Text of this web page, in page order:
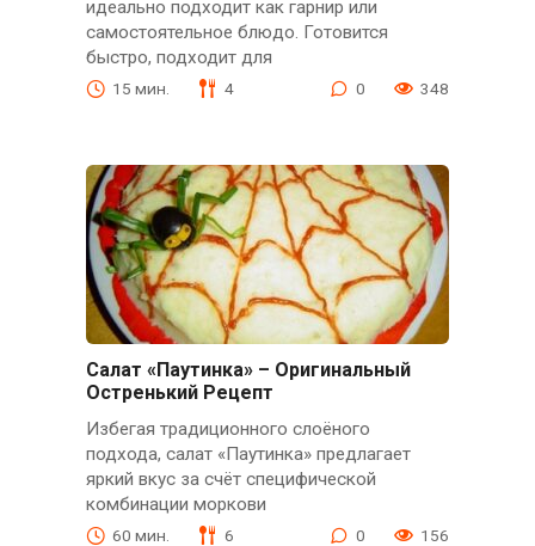
идеально подходит как гарнир или
самостоятельное блюдо. Готовится
быстро, подходит для
15 мин. 4 0 348
Салат «Паутинка» – Оригинальный
Остренький Рецепт
Избегая традиционного слоёного
подхода, салат «Паутинка» предлагает
яркий вкус за счёт специфической
комбинации моркови
60 мин. 6 0 156